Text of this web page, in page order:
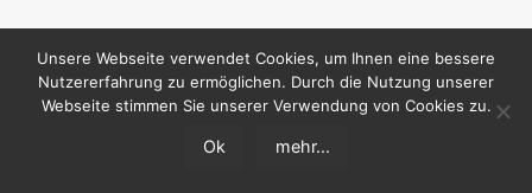
Unsere Webseite verwendet Cookies, um Ihnen eine bessere
Nutzererfahrung zu ermöglichen. Durch die Nutzung unserer
Webseite stimmen Sie unserer Verwendung von Cookies zu.
Ok mehr...